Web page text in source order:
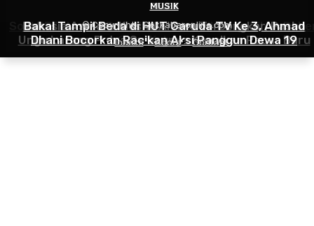
SELEB
Soal SP3 dan Isu Rumah Cilandak Dilelang, Pihak
Onsu Keheranan
SELEB
Rahasia Asmara Kiesha Alvaro Terbongkar, Pasha
Ungu Larang Putra Sulungnya Kenalkan Pacar Baru
MUSIK
Bakal Tampil Beda di HUT Garuda TV Ke 3, Ahmad
Dhani Bocorkan Racikan Aksi Panggun Dewa 19
© Copyright - Cekkabaronline.com
Indeks
About Contact